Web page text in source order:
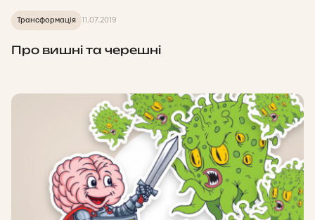
Трансформація 11.07.2019
Про вишні та черешні